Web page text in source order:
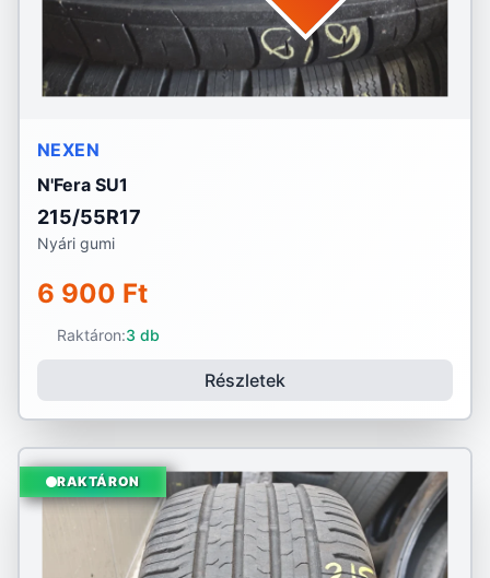
NEXEN
N'Fera SU1
215/55R17
Nyári gumi
6 900 Ft
Raktáron:3 db
Részletek
RAKTÁRON